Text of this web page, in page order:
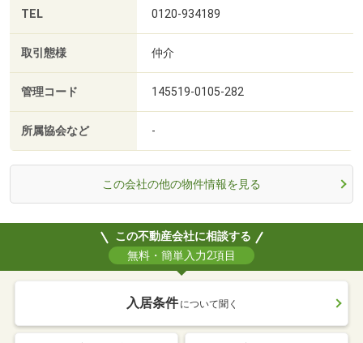
TEL 0120-934189
取引態様 仲介
管理コード 145519-0105-282
所属協会など -
この会社の他の物件情報を見る
この不動産会社に相談する
無料・簡単入力2項目
入居条件 について聞く